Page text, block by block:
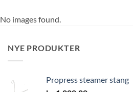
No images found.
NYE PRODUKTER
Propress steamer stang